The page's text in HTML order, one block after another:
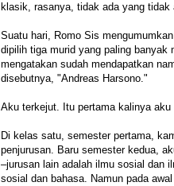
klasik, rasanya, tidak ada yang tidak
Suatu hari, Romo Sis
dipilih tiga murid yang paling banyak
mengatakan sudah mendapatkan
disebutnya, "Andreas Harsono."
Aku terkejut. Itu pertama kalinya
Di kelas satu, semester pertama,
penjurusan. Baru semester kedua,
–jurusan lain adalah ilmu sosial dan
sosial dan bahasa. Namun pada